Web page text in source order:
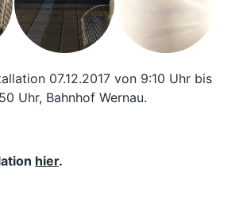
07.12.2017 von 9:10 Uhr bis
Uhr, Bahnhof Wernau.
hier.